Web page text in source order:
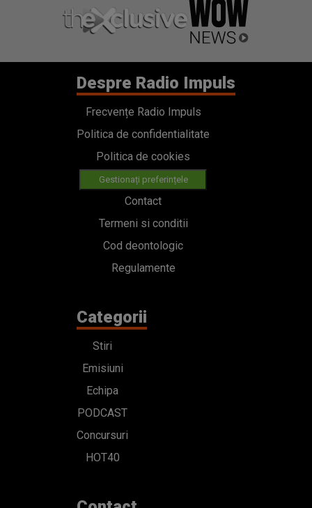
Despre Radio Impuls
Frecvențe Radio Impuls
Politica de confidentialitate
Politica de cookies
Gestionați preferințele
Contact
Termeni si conditii
Cod deontologic
Regulamente
Categorii
Stiri
Emisiuni
Echipa
PODCAST
Concursuri
HOT40